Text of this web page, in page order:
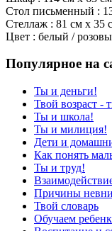
Стол письменный :
Стеллаж : 81 см x 35
Цвет : белый /
Популярное на
Ты и деньги!
Твой возраст -
Ты и школа!
Ты и милиция!
Дети и
Как понять
Ты и труд!
Причины
Твой словарь
Обучаем